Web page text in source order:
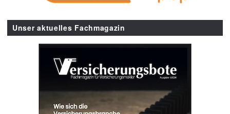
Unser aktuelles Fachmagazin